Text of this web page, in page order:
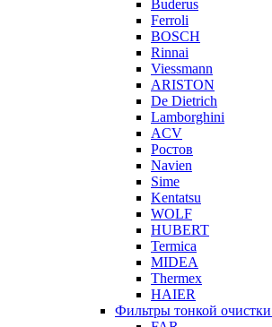
Buderus
Ferroli
BOSCH
Rinnai
Viessmann
ARISTON
De Dietrich
Lamborghini
ACV
Ростов
Navien
Sime
Kentatsu
WOLF
HUBERT
Termica
MIDEA
Thermex
HAIER
Фильтры тонкой очистки